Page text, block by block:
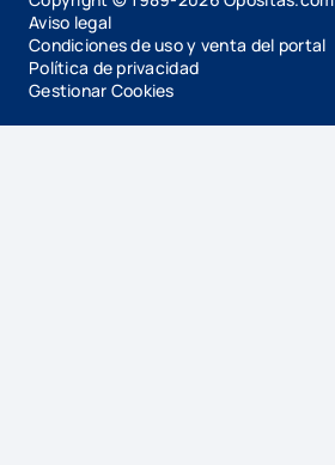
Aviso legal
Condiciones de uso y venta del portal
Política de privacidad
Gestionar Cookies